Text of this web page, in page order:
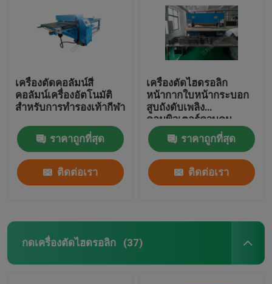
เครื่องตัดคอลัมน์สี่
คอลัมน์เครื่องอัตโนมัติ
สำหรับการทำรองเท้ากีฬา
ราคาถูกที่สุด
ติดต่อเรา
เครื่องตัดไฮดรอลิก
หน้ากากใบหน้ากระบอก
สูบถังดับเพลิง
คอมพิวเตอร์ควบคุม
ราคาถูกที่สุด
ติดต่อเรา
กดเครื่องตัดไฮดรอลิก (37)